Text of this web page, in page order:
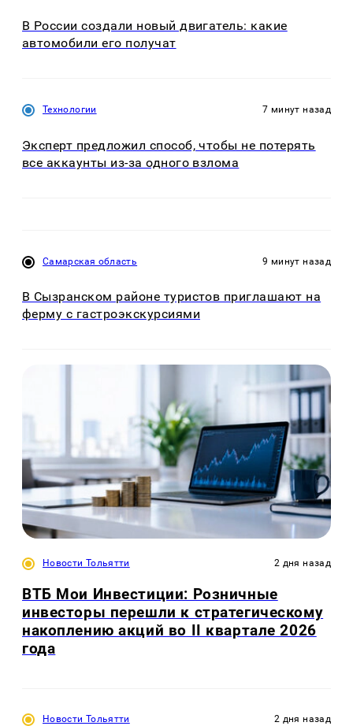
В России создали новый двигатель: какие
автомобили его получат
Технологии 7 минут назад
Эксперт предложил способ, чтобы не потерять
все аккаунты из-за одного взлома
Самарская область 9 минут назад
В Сызранском районе туристов приглашают на
ферму с гастроэкскурсиями
Новости Тольятти 2 дня назад
ВТБ Мои Инвестиции: Розничные
инвесторы перешли к стратегическому
накоплению акций во II квартале 2026
года
Новости Тольятти 2 дня назад